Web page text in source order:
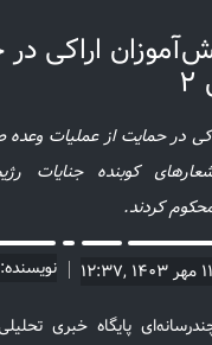
اراکی
کوبنده جنایات
کردند.
پایگاه خبری